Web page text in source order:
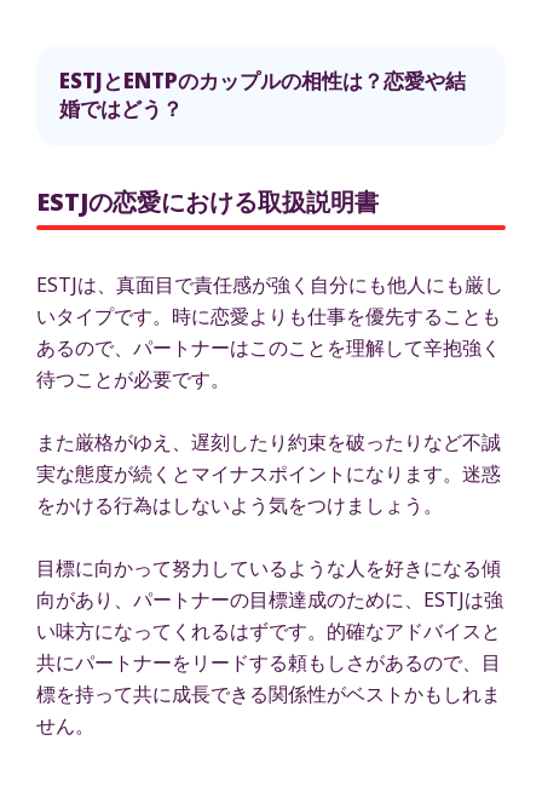
ESTJとENTPのカップルの相性は？恋愛や結
婚ではどう？
ESTJの恋愛における取扱説明書
ESTJは、真面目で責任感が強く自分にも他人にも厳し
いタイプです。時に恋愛よりも仕事を優先することも
あるので、パートナーはこのことを理解して辛抱強く
待つことが必要です。
また厳格がゆえ、遅刻したり約束を破ったりなど不誠
実な態度が続くとマイナスポイントになります。迷惑
をかける行為はしないよう気をつけましょう。
目標に向かって努力しているような人を好きになる傾
向があり、パートナーの目標達成のために、ESTJは強
い味方になってくれるはずです。的確なアドバイスと
共にパートナーをリードする頼もしさがあるので、目
標を持って共に成長できる関係性がベストかもしれま
せん。